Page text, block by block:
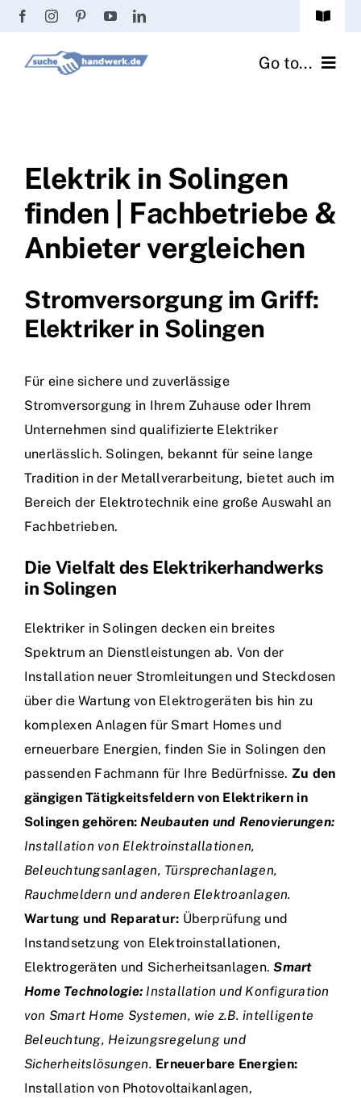
Zum
springen
Toggle
Passwort vergessen? Go to...
Handwerker Ratgeber
Wir über uns
Elektrik in Solingen
finden | Fachbetriebe &
Anbieter vergleichen
Stromversorgung im Griff:
Elektriker in Solingen
Für eine sichere und zuverlässige
Stromversorgung in Ihrem Zuhause oder Ihrem
Unternehmen sind qualifizierte Elektriker
unerlässlich. Solingen, bekannt für seine lange
Tradition in der Metallverarbeitung, bietet auch im
Bereich der Elektrotechnik eine große Auswahl an
Fachbetrieben.
Die Vielfalt des Elektrikerhandwerks
in Solingen
Elektriker in Solingen decken ein breites
Spektrum an Dienstleistungen ab. Von der
Installation neuer Stromleitungen und Steckdosen
über die Wartung von Elektrogeräten bis hin zu
komplexen Anlagen für Smart Homes und
erneuerbare Energien, finden Sie in Solingen den
passenden Fachmann für Ihre Bedürfnisse. Zu den
gängigen Tätigkeitsfeldern von Elektrikern in
Solingen gehören: Neubauten und Renovierungen:
Installation von Elektroinstallationen,
Beleuchtungsanlagen, Türsprechanlagen,
Rauchmeldern und anderen Elektroanlagen.
Wartung und Reparatur: Überprüfung und
Instandsetzung von Elektroinstallationen,
Elektrogeräten und Sicherheitsanlagen.Smart
Home Technologie: Installation und Konfiguration
von Smart Home Systemen, wie z.B. intelligente
Beleuchtung, Heizungsregelung und
Sicherheitslösungen. Erneuerbare Energien:
Installation von Photovoltaikanlagen,